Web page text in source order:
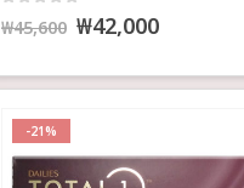
₩45,600 ₩42,000
-21%